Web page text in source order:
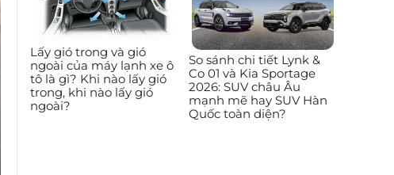
Lấy gió trong và gió
ngoài của máy lạnh xe ô
tô là gì? Khi nào lấy gió
trong, khi nào lấy gió
ngoài?
So sánh chi tiết Lynk &
Co 01 và Kia Sportage
2026: SUV châu Âu
mạnh mẽ hay SUV Hàn
Quốc toàn diện?